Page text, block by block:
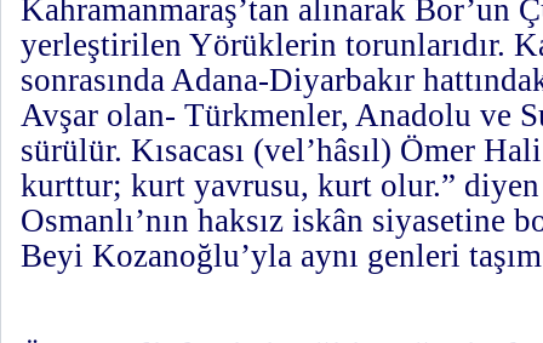
Kahramanmaraş’tan alınarak Bor’un
yerleştirilen Yörüklerin torunlarıdır.
sonrasında Adana-Diyarbakır
Avşar olan- Türkmenler, Anadolu ve
sürülür. Kısacası (vel’hâsıl) Ömer
kurttur; kurt yavrusu, kurt olur.”
Osmanlı’nın haksız iskân siyasetine
Beyi Kozanoğlu’yla aynı genleri